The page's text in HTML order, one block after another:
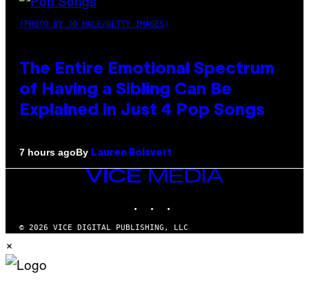
(PHOTO BY JO HALE/GETTY IMAGES)
The Entire Emotional Spectrum
of Having a Sibling Can Be
Explained in Just 4 Pop Songs
7 hours agoBy Lauren Boisvert
VICE
MEDIA
© 2026 VICE DIGITAL PUBLISHING, LLC
×